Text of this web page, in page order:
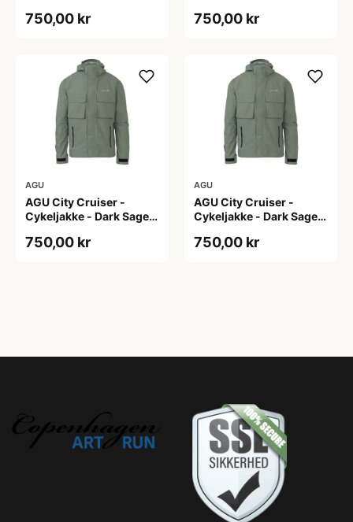
750,00 kr 750,00 kr
AGU
AGU City Cruiser -
Cykeljakke - Dark Sage -
750,00 kr
AGU
AGU City Cruiser -
Cykeljakke - Dark Sage -
750,00 kr